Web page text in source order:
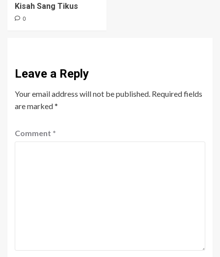
Kisah Sang Tikus
0
Leave a Reply
Your email address will not be published. Required fields
are marked*
Comment *